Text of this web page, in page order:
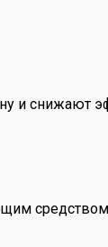
и снижают